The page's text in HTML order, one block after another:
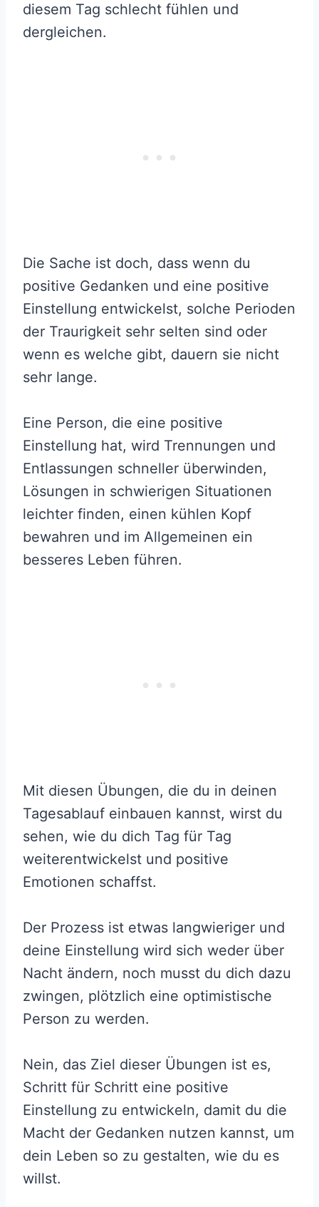
diesem Tag schlecht fühlen und
dergleichen.
Die Sache ist doch, dass wenn du
positive Gedanken und eine positive
Einstellung entwickelst, solche Perioden
der Traurigkeit sehr selten sind oder
wenn es welche gibt, dauern sie nicht
sehr lange.
Eine Person, die eine positive
Einstellung hat, wird Trennungen und
Entlassungen schneller überwinden,
Lösungen in schwierigen Situationen
leichter finden, einen kühlen Kopf
bewahren und im Allgemeinen ein
besseres Leben führen.
Mit diesen Übungen, die du in deinen
Tagesablauf einbauen kannst, wirst du
sehen, wie du dich Tag für Tag
weiterentwickelst und positive
Emotionen schaffst.
Der Prozess ist etwas langwieriger und
deine Einstellung wird sich weder über
Nacht ändern, noch musst du dich dazu
zwingen, plötzlich eine optimistische
Person zu werden.
Nein, das Ziel dieser Übungen ist es,
Schritt für Schritt eine positive
Einstellung zu entwickeln, damit du die
Macht der Gedanken nutzen kannst, um
dein Leben so zu gestalten, wie du es
willst.